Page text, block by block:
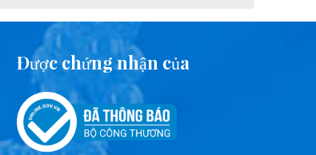
Được chứng nhận của